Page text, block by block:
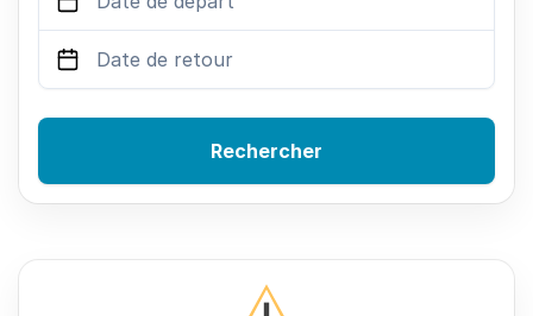
Rechercher